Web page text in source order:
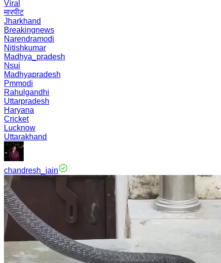
Viral
मारपीट
Jharkhand
Breakingnews
Narendramodi
Nitishkumar
Madhya_pradesh
Nsui
Madhyapradesh
Pmmodi
Rahulgandhi
Uttarpradesh
Haryana
Cricket
Lucknow
Uttarakhand
chandresh_jain